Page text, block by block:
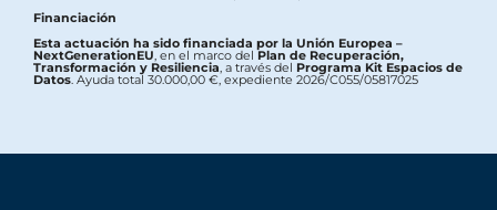
Financiación
Esta actuación ha sido financiada por la Unión Europea –
NextGenerationEU , en el marco delPlan de Recuperación,
Transformación y Resiliencia , a través del Programa Kit Espacios de
Datos . Ayuda total 30.000,00 €, expediente 2026/C055/05817025